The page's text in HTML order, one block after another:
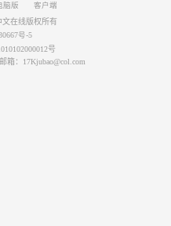
脑版
客户端
文在线版权所有
号-5
号
箱：17Kjubao@col.com